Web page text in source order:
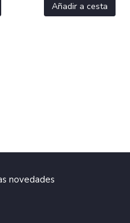
Añadir a cesta
novedades